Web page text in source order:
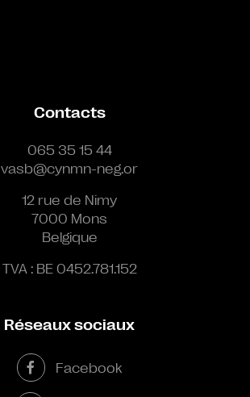
Contacts
065 35 15 44
vasb@cynmn-neg.or
12 rue de Nimy
7000 Mons
Belgique
TVA : BE 0452.781.152
Réseaux sociaux
Facebook